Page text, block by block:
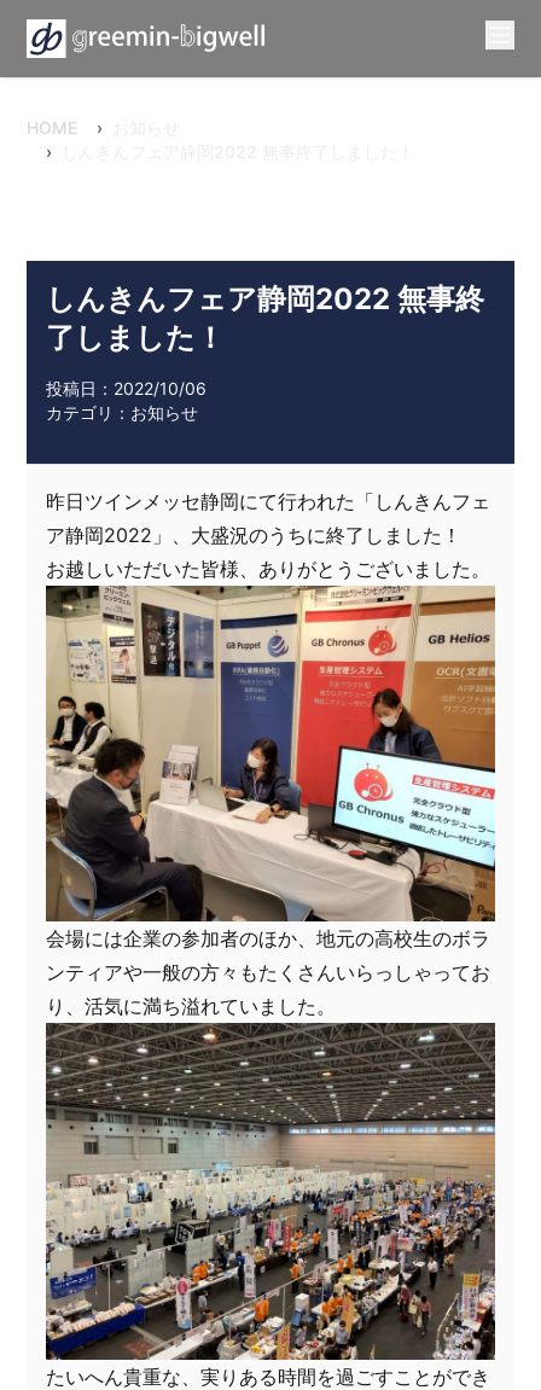
HOME ›
›
しんきんフェア静岡2022 無事終
了しました！
投稿日：2022/10/06
カテゴリ：お知らせ
昨日ツインメッセ静岡にて行われた「しんきんフェ
ア静岡2022」、大盛況のうちに終了しました！
お越しいただいた皆様、ありがとうございました。
会場には企業の参加者のほか、地元の高校生のボラ
ンティアや一般の方々もたくさんいらっしゃってお
り、活気に満ち溢れていました。
たいへん貴重な、実りある時間を過ごすことができ